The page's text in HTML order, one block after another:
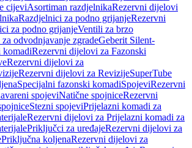
cijeviAsortiman razdjelnikaRezervni dijelovi
Razdjelnici za podno grijanjeRezervni
za podno grijanjeVentili za brzo
za odvodnjavanje zgradeGeberit Silent-
komadiRezervni dijelovi za Fazonski
Rezervni dijelovi za
Rezervni dijelovi za RevizijeSuperTube
Specijalni fazonski komadiSpojeviRezervni
spojeviNatične spojniceRezervni
Stezni spojeviPrijelazni komadi za
Rezervni dijelovi za Prijelazni komadi za
Priključci za uređajeRezervni dijelovi za
Priključna koljenaRezervni dijelovi za